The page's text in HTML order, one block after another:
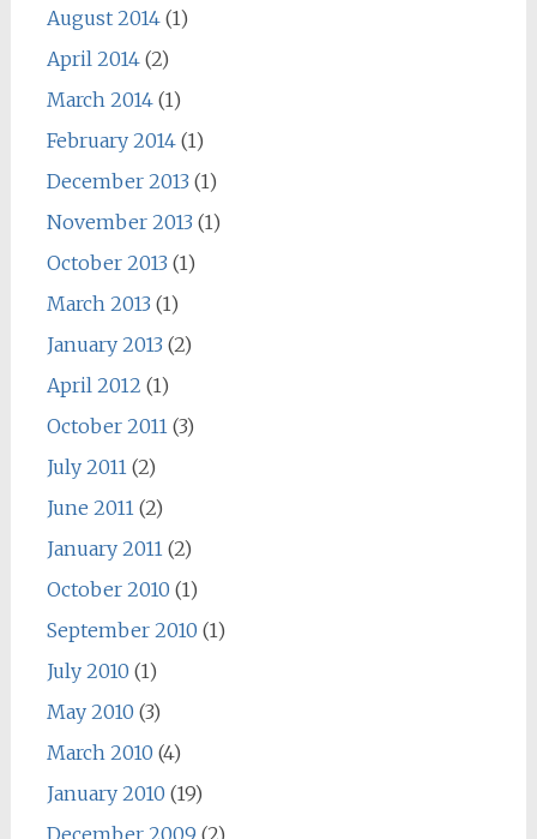
August 2014(1)
April 2014(2)
March 2014(1)
February 2014(1)
December 2013 (1)
November 2013 (1)
October 2013 (1)
March 2013 (1)
January 2013 (2)
April 2012 (1)
October 2011 (3)
July 2011 (2)
June 2011 (2)
January 2011 (2)
October 2010 (1)
September 2010 (1)
July 2010 (1)
May 2010 (3)
March 2010 (4)
January 2010 (19)
December 2009 (2)